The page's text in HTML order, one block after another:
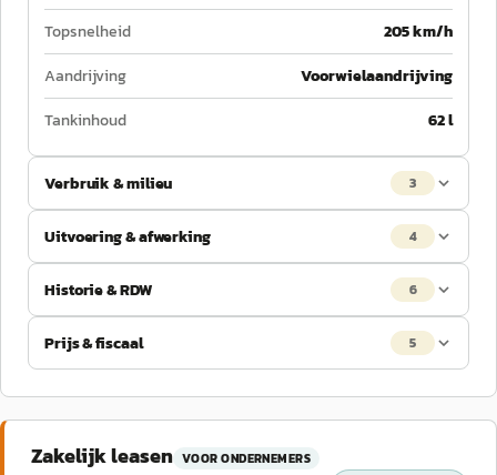
Topsnelheid
205 km/h
Aandrijving
Voorwielaandrijving
Tankinhoud
62 l
Verbruik & milieu 3
Uitvoering & afwerking 4
Historie & RDW 6
Prijs & fiscaal 5
Zakelijk leasen VOOR ONDERNEMERS